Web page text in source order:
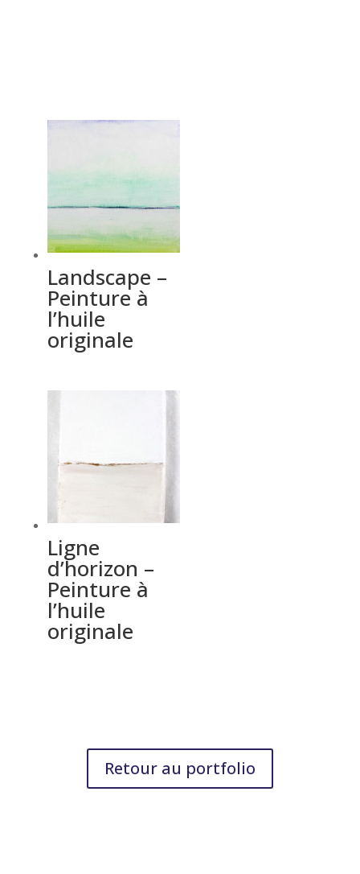
Landscape –
Peinture à
l’huile
originale
Ligne
d’horizon –
Peinture à
l’huile
originale
Retour au portfolio